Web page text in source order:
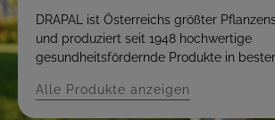
DRAPAL ist Österreichs größter
und produziert seit 1948 hochwertige
gesundheitsfördernde Produkte in
Alle Produkte anzeigen